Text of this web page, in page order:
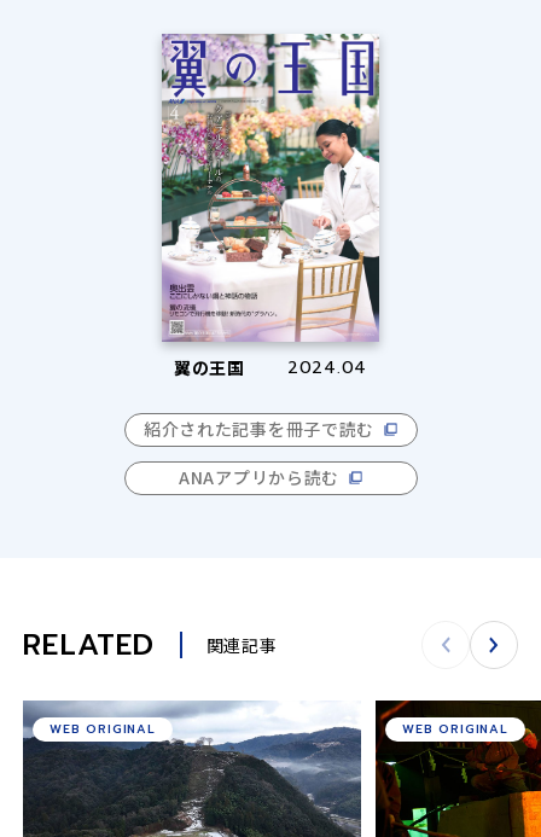
翼の王国 2024.04
紹介された記事を冊子で読む
ANAアプリから読む
RELATED 関連記事
WEB ORIGINAL WEB ORIGINAL